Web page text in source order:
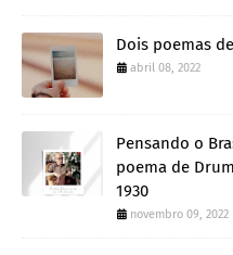
Dois poemas
abril 08, 2022
Pensando o
poema de
1930
novembro 09, 2022